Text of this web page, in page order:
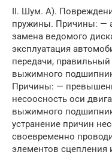
II. Шум. А).
пружины. Причины: —
замена ведомого
эксплуатация
передачи,
выжимного
Причины: —
несоосность оси
выжимного
устранение причин
своевременно
элементов